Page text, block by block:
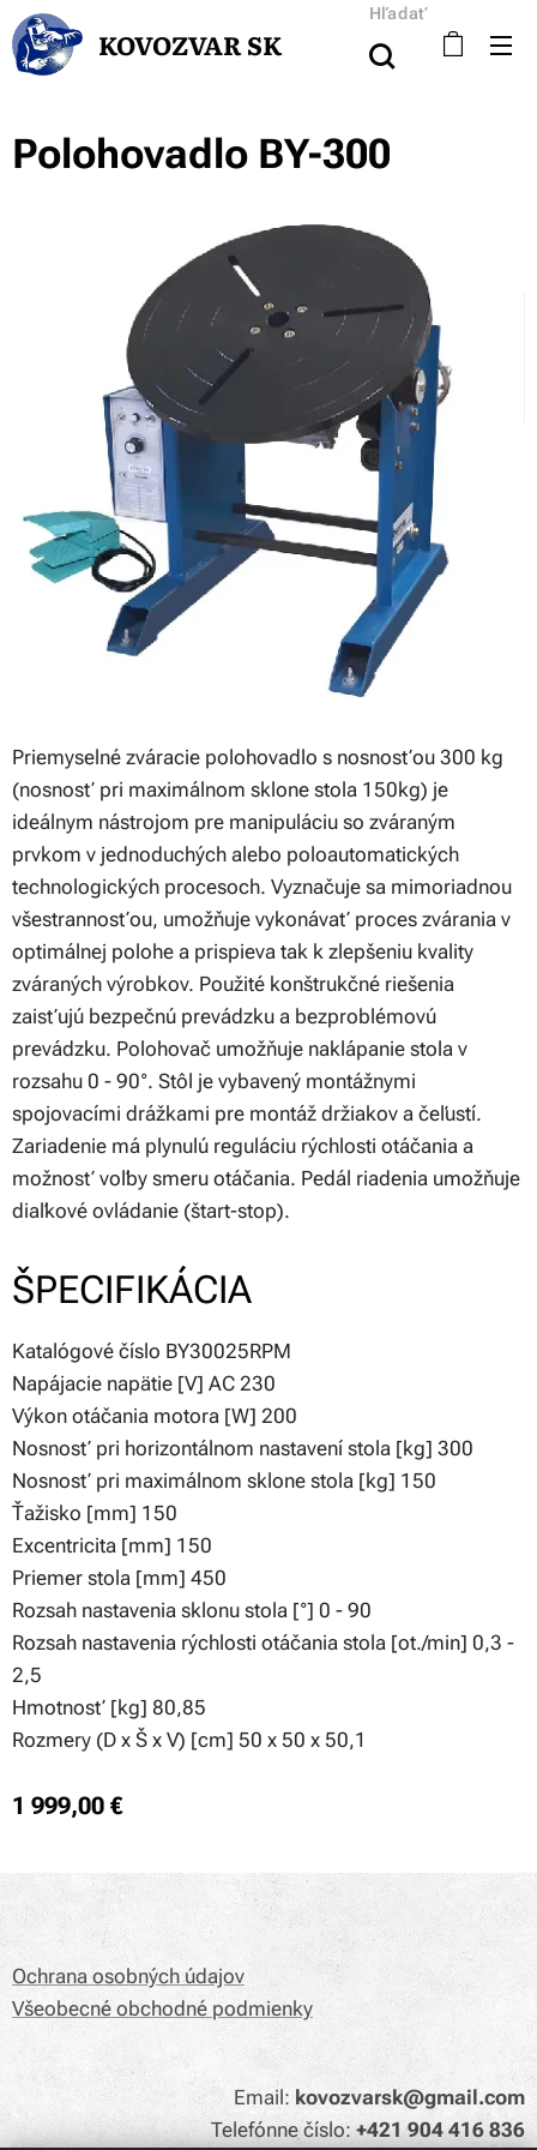
KOVOZVAR SK
Hľadať
Polohovadlo BY-300
Priemyselné zváracie polohovadlo s nosnosťou 300 kg
(nosnosť pri maximálnom sklone stola 150kg) je
ideálnym nástrojom pre manipuláciu so zváraným
prvkom v jednoduchých alebo poloautomatických
technologických procesoch. Vyznačuje sa mimoriadnou
všestrannosťou, umožňuje vykonávať proces zvárania v
optimálnej polohe a prispieva tak k zlepšeniu kvality
zváraných výrobkov. Použité konštrukčné riešenia
zaisťujú bezpečnú prevádzku a bezproblémovú
prevádzku. Polohovač umožňuje naklápanie stola v
rozsahu 0 - 90°. Stôl je vybavený montážnymi
spojovacími drážkami pre montáž držiakov a čeľustí.
Zariadenie má plynulú reguláciu rýchlosti otáčania a
možnosť voľby smeru otáčania. Pedál riadenia umožňuje
diaľkové ovládanie (štart-stop).
ŠPECIFIKÁCIA
Katalógové číslo BY30025RPM
Napájacie napätie [V] AC 230
Výkon otáčania motora [W] 200
Nosnosť pri horizontálnom nastavení stola [kg] 300
Nosnosť pri maximálnom sklone stola [kg] 150
Ťažisko [mm] 150
Excentricita [mm] 150
Priemer stola [mm] 450
Rozsah nastavenia sklonu stola [°] 0 - 90
Rozsah nastavenia rýchlosti otáčania stola [ot./min] 0,3 -
2,5
Hmotnosť [kg] 80,85
Rozmery (D x Š x V) [cm] 50 x 50 x 50,1
1 999,00 €
Ochrana osobných údajov
Všeobecné obchodné podmienky
Email: kovozvarsk@gmail.com
Telefónne číslo:+421 904 416 836